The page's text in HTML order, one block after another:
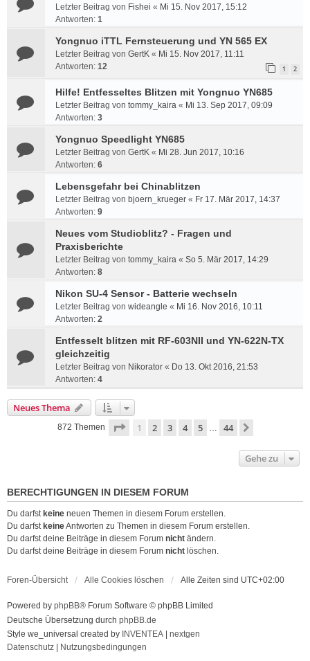
Letzter Beitrag von Fishei « Mi 15. Nov 2017, 15:12
Antworten: 1
Yongnuo iTTL Fernsteuerung und YN 565 EX
Letzter Beitrag von GertK « Mi 15. Nov 2017, 11:11
Antworten: 12 1 2
Hilfe! Entfesseltes Blitzen mit Yongnuo YN685
Letzter Beitrag von tommy_kaira « Mi 13. Sep 2017, 09:09
Antworten: 3
Yongnuo Speedlight YN685
Letzter Beitrag von GertK « Mi 28. Jun 2017, 10:16
Antworten: 6
Lebensgefahr bei Chinablitzen
Letzter Beitrag von bjoern_krueger « Fr 17. Mär 2017, 14:37
Antworten: 9
Neues vom Studioblitz? - Fragen und
Praxisberichte
Letzter Beitrag von tommy_kaira « So 5. Mär 2017, 14:29
Antworten: 8
Nikon SU-4 Sensor - Batterie wechseln
Letzter Beitrag von wideangle « Mi 16. Nov 2016, 10:11
Antworten: 2
Entfesselt blitzen mit RF-603NII und YN-622N-TX
gleichzeitig
Letzter Beitrag von Nikorator « Do 13. Okt 2016, 21:53
Antworten: 4
Neues Thema
872 Themen Seite 1von 44
1 2 3 4 5 … 44
Gehe zu
BERECHTIGUNGEN IN DIESEM FORUM
Du darfst keine neuen Themen in diesem Forum erstellen.
Du darfst keineAntworten zu Themen in diesem Forum erstellen.
Du darfst deine Beiträge in diesem Forum nicht ändern.
Du darfst deine Beiträge in diesem Forum nicht löschen.
Foren-Übersicht Alle Cookies löschen Alle Zeiten sind UTC+02:00
Powered by phpBB® Forum Software © phpBB Limited
Deutsche Übersetzung durch phpBB.de
Style we_universal created by INVENTEA
nextgen
Datenschutz
Nutzungsbedingungen